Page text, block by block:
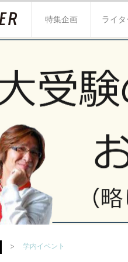
特集企画 ライタ
学内イベント